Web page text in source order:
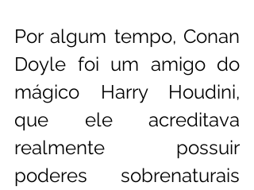
Por algum tempo, Conan
Doyle foi um amigo do
mágico Harry Houdini,
que ele acreditava
realmente possuir
poderes sobrenaturais